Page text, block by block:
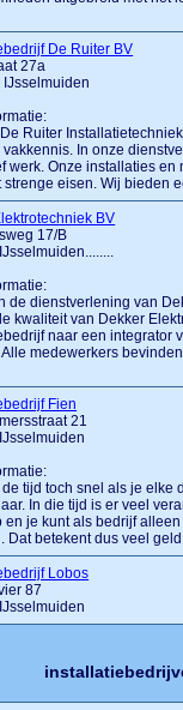
De Ruiter BV
27a
IJsselmuiden
Ruiter
In onze
werk. Onze installaties
strenge eisen. Wij bieden
BV
17/B
de dienstverlening van
kwaliteit van Dekker
naar een integrator
medewerkers
Fien
21
de tijd toch snel als je elke
In die tijd is er veel
en je kunt als bedrijf
Dat betekent dus veel
Lobos
87